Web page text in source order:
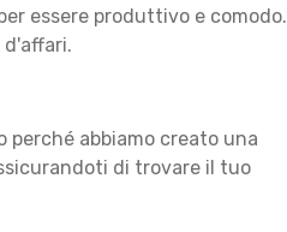
essere produttivo e comodo.
perché abbiamo creato una
di trovare il tuo